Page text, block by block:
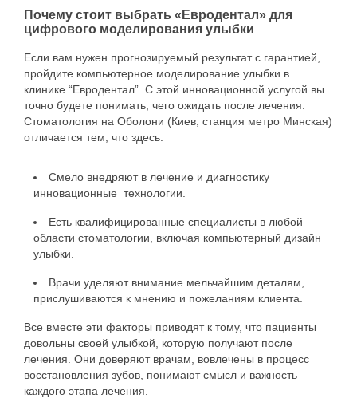
Почему стоит выбрать «Евродентал» для
цифрового моделирования улыбки
Если вам нужен прогнозируемый результат с гарантией,
пройдите компьютерное моделирование улыбки в
клинике “Евродентал”. С этой инновационной услугой вы
точно будете понимать, чего ожидать после лечения.
Стоматология на Оболони (Киев, станция метро Минская)
отличается тем, что здесь:
Смело внедряют в лечение и диагностику
инновационные технологии.
Есть квалифицированные специалисты в любой
области стоматологии, включая компьютерный дизайн
улыбки.
Врачи уделяют внимание мельчайшим деталям,
прислушиваются к мнению и пожеланиям клиента.
Все вместе эти факторы приводят к тому, что пациенты
довольны своей улыбкой, которую получают после
лечения. Они доверяют врачам, вовлечены в процесс
восстановления зубов, понимают смысл и важность
каждого этапа лечения.